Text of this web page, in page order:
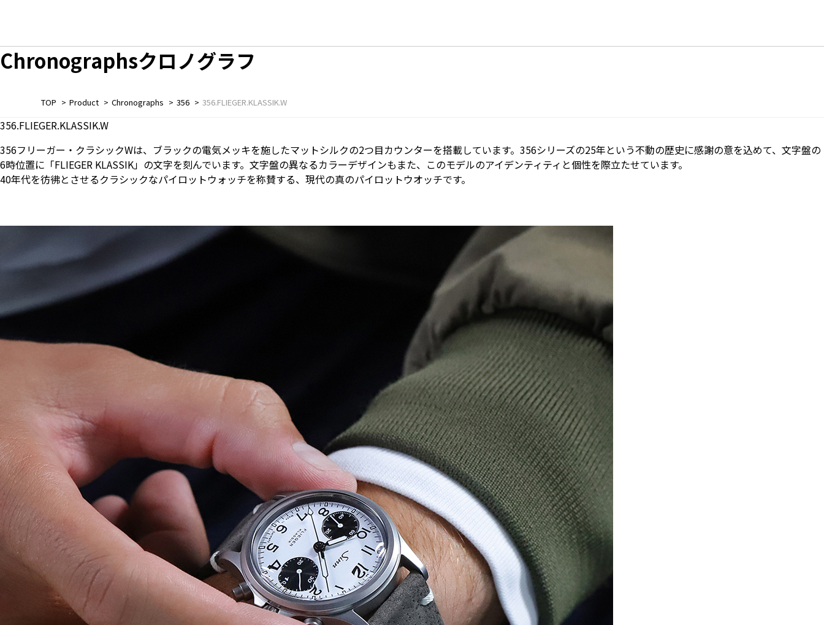
Chronographsクロノグラフ
TOP Product Chronographs 356 356.FLIEGER.KLASSIK.W
356.FLIEGER.KLASSIK.W
356フリーガー・クラシックWは、ブラックの電気メッキを施したマットシルクの2つ目カウンターを搭載しています。356シリーズの25年という不動の歴史に感謝の意を込めて、文字盤の
6時位置に「FLIEGER KLASSIK」の文字を刻んでいます。文字盤の異なるカラーデザインもまた、このモデルのアイデンティティと個性を際立たせています。
40年代を彷彿とさせるクラシックなパイロットウォッチを称賛する、現代の真のパイロットウオッチです。